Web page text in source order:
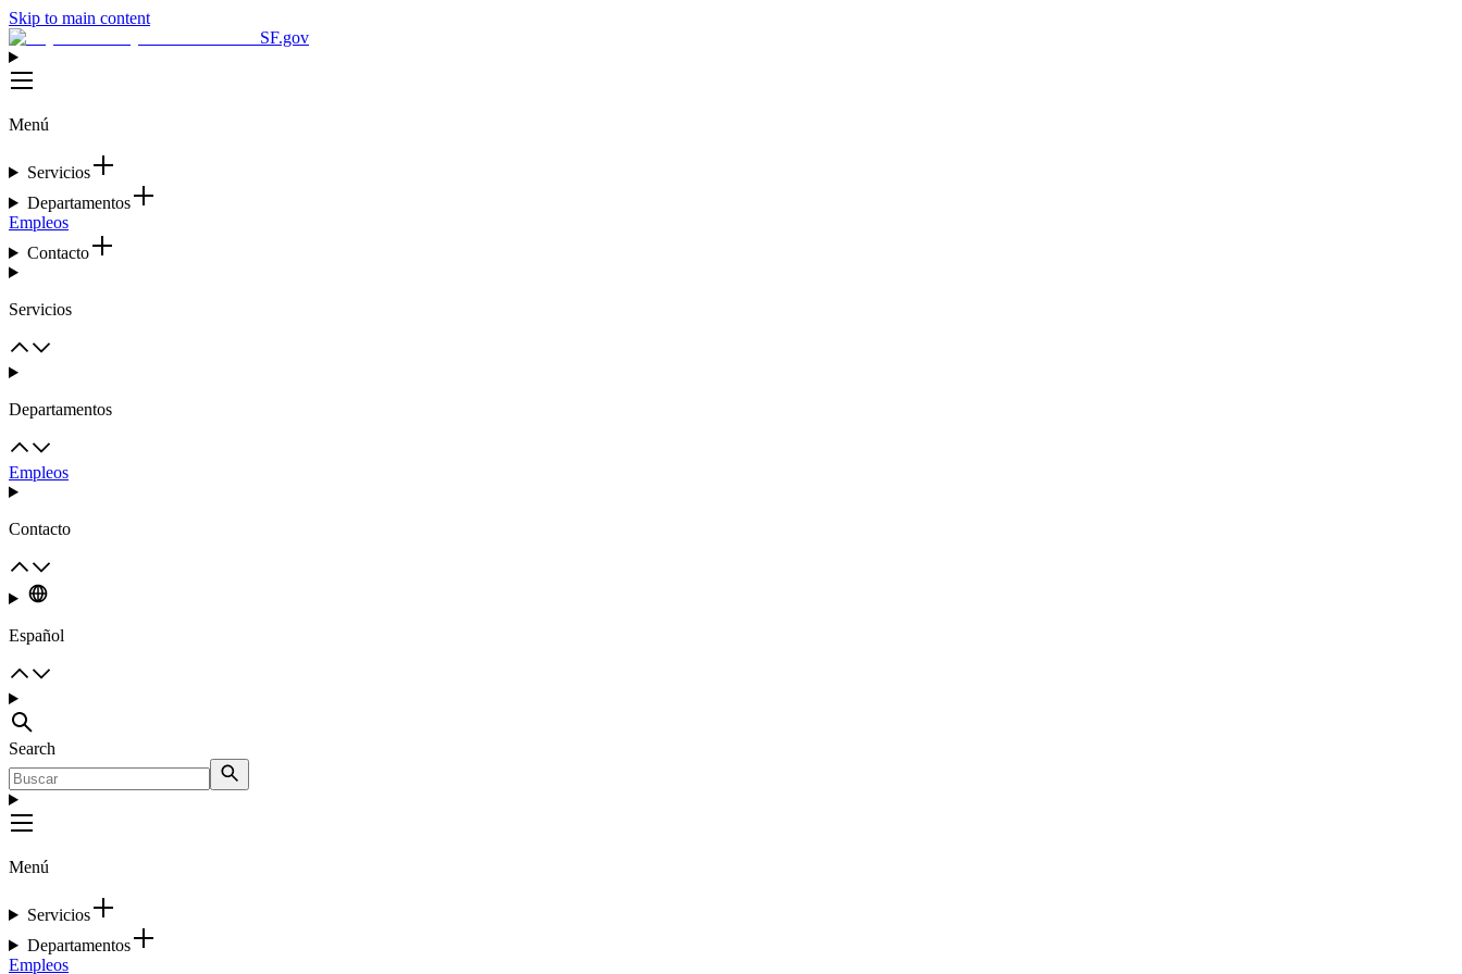
Skip to main content
SF.gov
Menú
Servicios
Departamentos
Empleos
Contacto
Servicios
Departamentos
Empleos
Contacto
Español
Search
Menú
Servicios
Departamentos
Empleos